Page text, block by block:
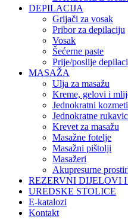
DEPILACIJA
Grijači za vosak
Pribor za depilaciju
Vosak
Šećerne paste
Prije/poslije
MASAŽA
Ulja za masažu
Kreme, gelovi i
Jednokratni
Jednokratne
Krevet za masažu
Masažne fotelje
Masažni pištolji
Masažeri
Akupresurne
REZERVNI DIJELOVI I
UREDSKE STOLICE
E-katalozi
Kontakt